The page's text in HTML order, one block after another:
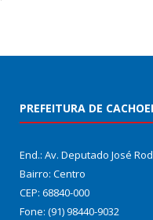
PREFEITURA DE
End.: Av. Deputado José
Bairro: Centro
CEP: 68840-000
Fone: (91) 98440-9032